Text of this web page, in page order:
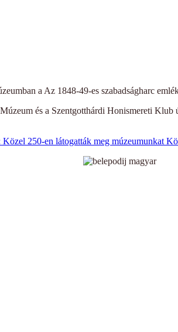
a Az 1848-49-es szabadságharc
és a Szentgotthárdi Honismereti
250-en látogatták meg múzeumunkat